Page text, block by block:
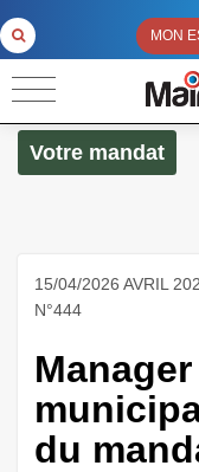
MON
Votre mandat
15/04/2026 AVRIL
N°444
du